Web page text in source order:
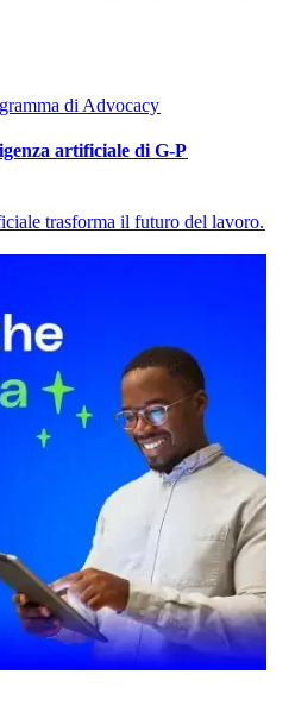
di Advocacy​​
artificiale di G-P​​
trasforma il futuro del lavoro.​​